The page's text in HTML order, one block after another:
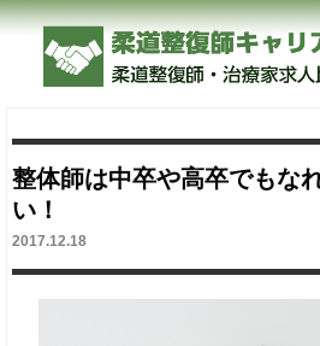
整体師は中卒や高卒でもな
い！
2017.12.18